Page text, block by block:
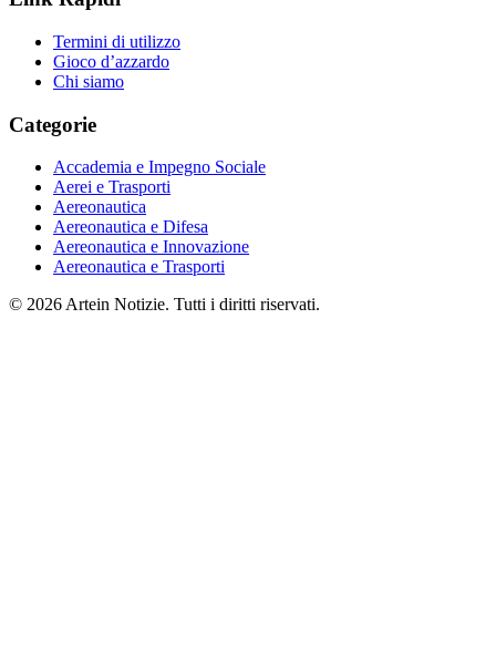
Termini di utilizzo
Gioco d’azzardo
Chi siamo
Categorie
Accademia e Impegno Sociale
Aerei e Trasporti
Aereonautica
Aereonautica e Difesa
Aereonautica e Innovazione
Aereonautica e Trasporti
© 2026 Artein Notizie. Tutti i diritti riservati.